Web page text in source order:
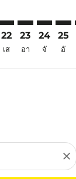
22
เส
23
อา
24
จั
25
อั
close